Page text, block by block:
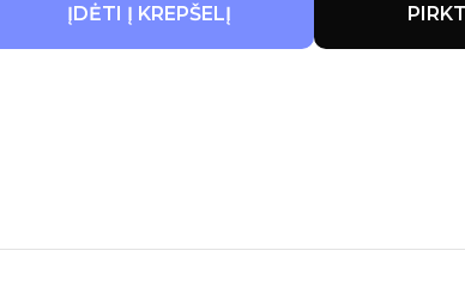
ĮDĖTI Į KREPŠELĮ